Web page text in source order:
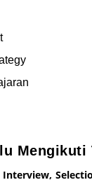
Mengikuti
Interview,